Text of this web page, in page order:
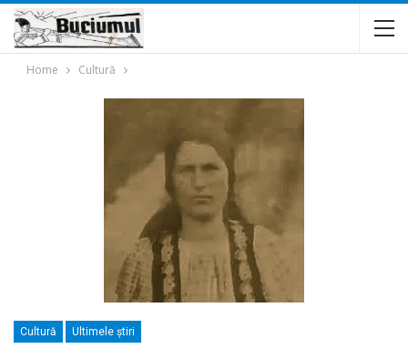
Home Cultură
Cultură Ultimele ştiri